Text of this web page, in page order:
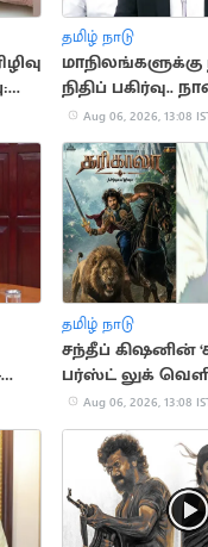
தமிழ் நாடு
நிதிப் பகிர்வு..
தீர்மானம்
Aug 06, 2026, 13:08
தமிழ் நாடு
சந்தீப் கிஷனின்
பர்ஸ்ட் லுக்
Aug 06, 2026, 13:08